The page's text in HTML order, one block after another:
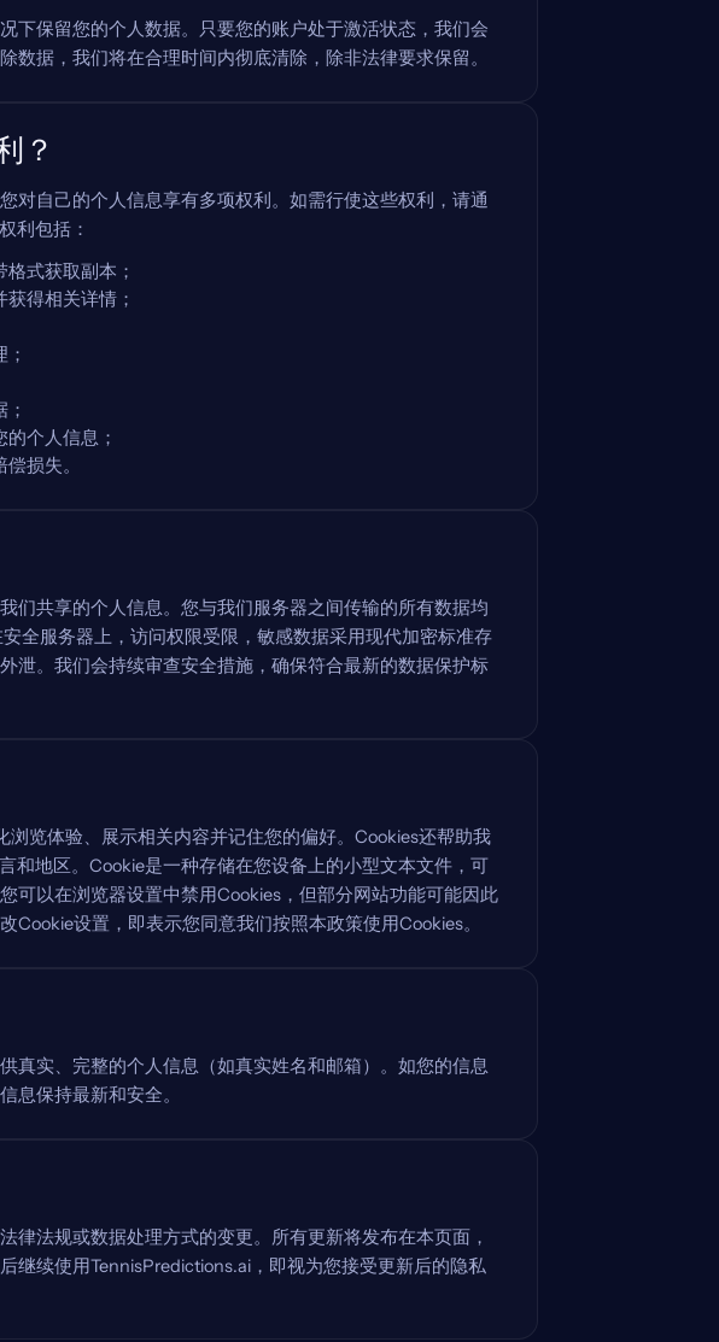
下保留您的个人数据。只要您的账户处于激活状态，我们会
数据，我们将在合理时间内彻底清除，除非法律要求保留。
？
对自己的个人信息享有多项权利。如需行使这些权利，请通
利包括：
式获取副本；
得相关详情；
个人信息；
损失。
们共享的个人信息。您与我们服务器之间传输的所有数据均
全服务器上，访问权限受限，敏感数据采用现代加密标准存
泄。我们会持续审查安全措施，确保符合最新的数据保护标
浏览体验、展示相关内容并记住您的偏好。Cookies还帮助我
和地区。Cookie是一种存储在您设备上的小型文本文件，可
可以在浏览器设置中禁用Cookies，但部分网站功能可能因此
Cookie设置，即表示您同意我们按照本政策使用Cookies。
真实、完整的个人信息（如真实姓名和邮箱）。如您的信息
息保持最新和安全。
律法规或数据处理方式的变更。所有更新将发布在本页面，
继续使用TennisPredictions.ai，即视为您接受更新后的隐私